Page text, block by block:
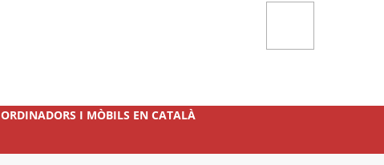
ORDINADORS I MÒBILS EN CATALÀ